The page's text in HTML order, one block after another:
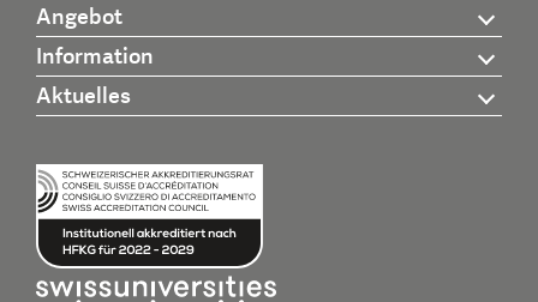
Angebot
Information
Aktuelles